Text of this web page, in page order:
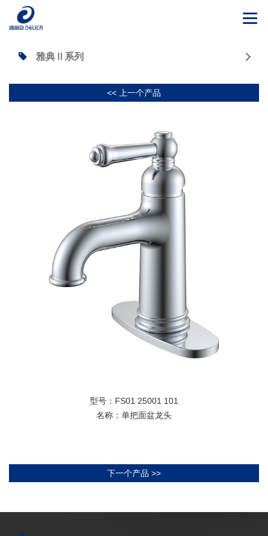
雅典Ⅱ系列
<< 上一个产品
型号：FS01 25001 101
名称：单把面盆龙头
下一个产品 >>